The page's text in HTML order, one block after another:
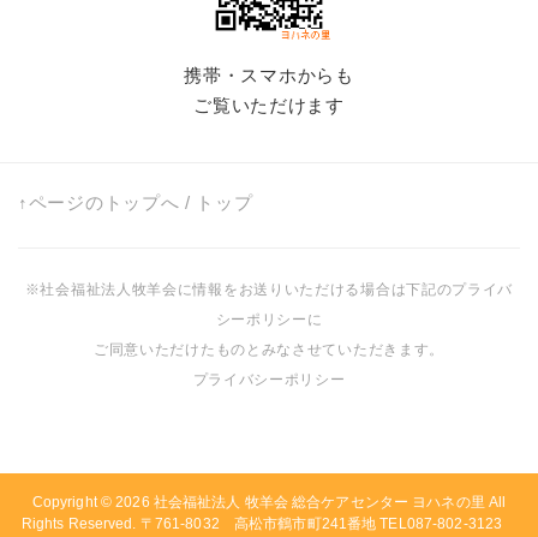
携帯・スマホからも
ご覧いただけます
↑ページのトップへ / トップ
※社会福祉法人牧羊会に情報をお送りいただける場合は下記のプライバ
シーポリシーに
ご同意いただけたものとみなさせていただきます。
プライバシーポリシー
Copyright © 2026 社会福祉法人 牧羊会 総合ケアセンター ヨハネの里 All
Rights Reserved. 〒761-8032 高松市鶴市町241番地 TEL087-802-3123